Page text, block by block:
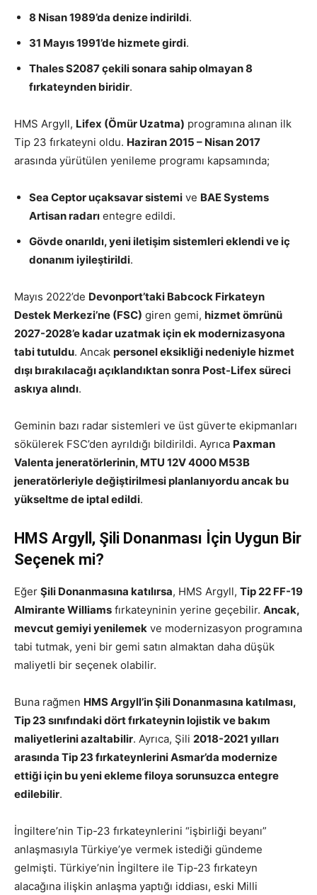
8 Nisan 1989’da denize indirildi.
31 Mayıs 1991’de hizmete girdi.
Thales S2087 çekili sonara sahip olmayan 8
fırkateynden biridir.
HMS Argyll, Lifex (Ömür Uzatma) programına alınan ilk
Tip 23 fırkateyni oldu. Haziran 2015 – Nisan 2017
arasında yürütülen yenileme programı kapsamında;
Sea Ceptor uçaksavar sistemi ve BAE Systems
Artisan radarı entegre edildi.
Gövde onarıldı, yeni iletişim sistemleri eklendi ve iç
donanım iyileştirildi.
Mayıs 2022’de Devonport’taki Babcock Firkateyn
Destek Merkezi’ne (FSC) giren gemi, hizmet ömrünü
2027-2028’e kadar uzatmak için ek modernizasyona
tabi tutuldu. Ancak personel eksikliği nedeniyle hizmet
dışı bırakılacağı açıklandıktan sonra Post-Lifex süreci
askıya alındı.
Geminin bazı radar sistemleri ve üst güverte ekipmanları
sökülerek FSC’den ayrıldığı bildirildi. Ayrıca Paxman
Valenta jeneratörlerinin, MTU 12V 4000 M53B
jeneratörleriyle değiştirilmesi planlanıyordu ancak bu
yükseltme de iptal edildi.
HMS Argyll, Şili Donanması İçin Uygun Bir
Seçenek mi?
Eğer Şili Donanmasına katılırsa, HMS Argyll, Tip 22 FF-19
Almirante Williams fırkateyninin yerine geçebilir. Ancak,
mevcut gemiyi yenilemek ve modernizasyon programına
tabi tutmak, yeni bir gemi satın almaktan daha düşük
maliyetli bir seçenek olabilir.
Buna rağmen HMS Argyll’in Şili Donanmasına katılması,
Tip 23 sınıfındaki dört fırkateynin lojistik ve bakım
maliyetlerini azaltabilir. Ayrıca, Şili 2018-2021 yılları
arasında Tip 23 fırkateynlerini Asmar’da modernize
ettiği için bu yeni ekleme filoya sorunsuzca entegre
edilebilir.
İngiltere’nin Tip-23 fırkateynlerini “işbirliği beyanı”
anlaşmasıyla Türkiye’ye vermek istediği gündeme
gelmişti. Türkiye’nin İngiltere ile Tip-23 fırkateyn
alacağına ilişkin anlaşma yaptığı iddiası, eski Milli